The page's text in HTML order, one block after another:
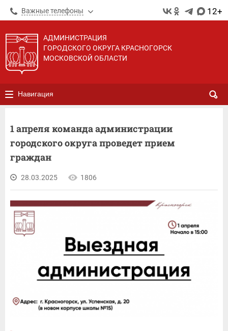
Важные телефоны 12+
АДМИНИСТРАЦИЯ
ГОРОДСКОГО ОКРУГА КРАСНОГОРСК
МОСКОВСКОЙ ОБЛАСТИ
Навигация
1 апреля команда администрации
городского округа проведет прием
граждан
28.03.2025 1806